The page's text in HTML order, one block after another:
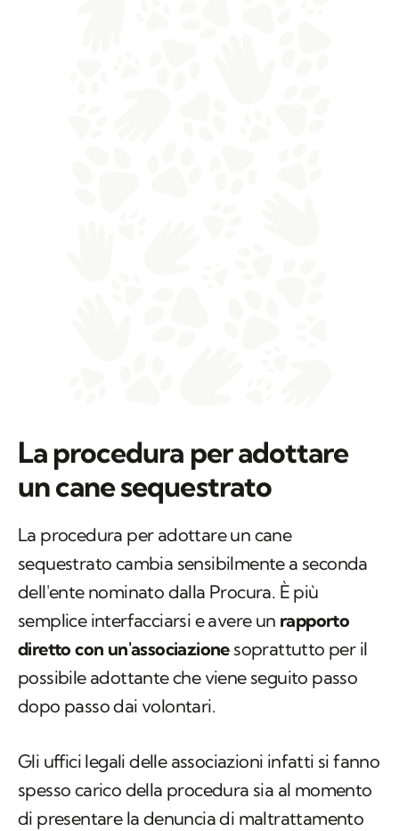
La procedura per adottare
un cane sequestrato
La procedura per adottare un cane
sequestrato cambia sensibilmente a seconda
dell'ente nominato dalla Procura. È più
semplice interfacciarsi e avere un rapporto
diretto con un'associazionesoprattutto per il
possibile adottante che viene seguito passo
dopo passo dai volontari.
Gli uffici legali delle associazioni infatti si fanno
spesso carico della procedura sia al momento
di presentare la denuncia di maltrattamento